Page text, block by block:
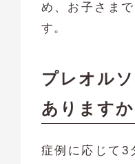
め、お子さま
す。
プレオル
ありますか
症例に応じて3